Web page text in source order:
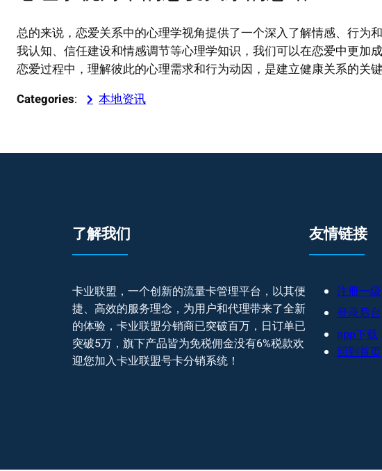
总的来说，恋爱关系中的心理学视角提供了一个深入了解情感、行为
我认知、信任建设和情感调节等心理学知识，我们可以在恋爱中更加
恋爱过程中，理解彼此的心理需求和行为动因，是建立健康关系的关键
Categories: 本地资讯
了解我们
卡业联盟，一个创新的流量卡管理平台，以其便
捷、高效的服务理念，为用户和代理带来了全新
的体验，卡业联盟分销商已突破百万，日订单已
突破5万，旗下产品皆为免税佣金没有6%税款欢
迎您加入卡业联盟号卡分销系统！
友情链接
注册一级
登录后台
app下载
回到首页